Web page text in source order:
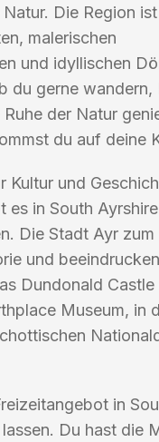
Die Region
malerischen
und idyllischen
du gerne wandern,
der Natur
du auf deine
Kultur und
es in South
Die Stadt Ayr zum
und
Dundonald
Museum, in
in
Du hast die